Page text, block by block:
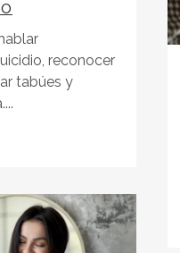
reconocer
tabúes y